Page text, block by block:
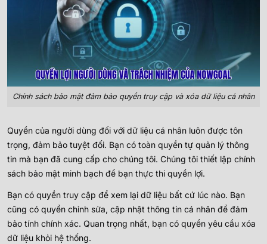
Chính sách bảo mật đảm bảo quyền truy cập và xóa dữ liệu cá nhân
Quyền của người dùng đối với dữ liệu cá nhân luôn được tôn
trọng, đảm bảo tuyệt đối. Bạn có toàn quyền tự quản lý thông
tin mà bạn đã cung cấp cho chúng tôi. Chúng tôi thiết lập chính
sách bảo mật minh bạch để bạn thực thi quyền lợi.
Bạn có quyền truy cập để xem lại dữ liệu bất cứ lúc nào. Bạn
cũng có quyền chỉnh sửa, cập nhật thông tin cá nhân để đảm
bảo tính chính xác. Quan trọng nhất, bạn có quyền yêu cầu xóa
dữ liệu khỏi hệ thống.